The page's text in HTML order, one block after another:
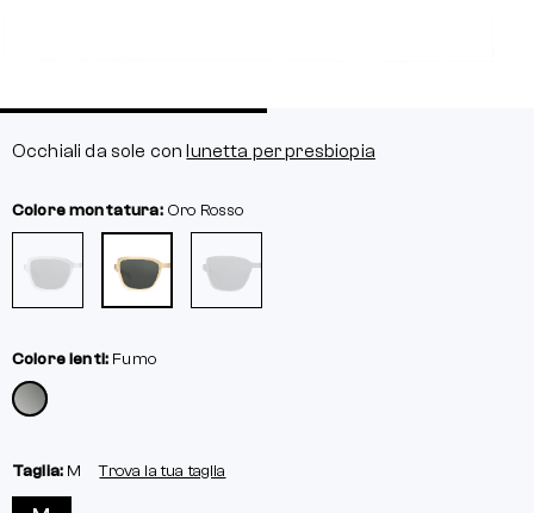
Occhiali da sole conlunetta per presbiopia
Colore montatura: Oro Rosso
Colore lenti: Fumo
Taglia: M Trova la tua taglia